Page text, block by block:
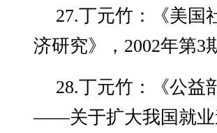
27.丁元竹：《美国
济研究》，2002年第3
28.丁元竹：《公益
——关于扩大我国就业